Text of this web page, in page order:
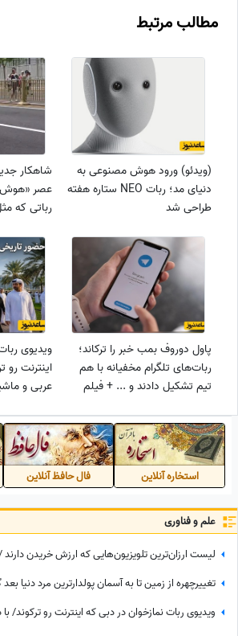
مطالب مرتبط
(ویدئو) ورود هوش مصنوعی به
دنیای مد؛ ربات NEO ستاره هفته
طراحی شد
شاهکار
عصر «هوش
رباتی که
پاول دوروف بمب خبر را ترکاند؛
ربات‌های تلگرام مخفیانه با هم
تیم تشکیل دادند و ... + فیلم
ویدیوی
اینترنت رو
عربی و
استخاره آنلاین فال حافظ آنلاین
علم و فناوری